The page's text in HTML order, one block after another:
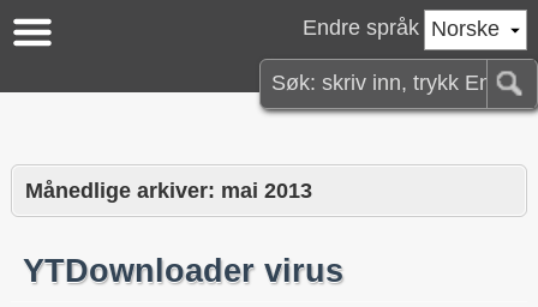
Norske
Endre språk
Månedlige arkiver: mai 2013
YTDownloader virus